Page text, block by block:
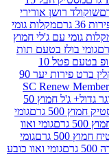
אורירי
מקלות גומי
ג'לי חמוץ
בטעם תות
קראנצ'י רואופ בטעם פטל 10
מנטוס קלין ברט פירות יער 90
SC
גומי המבורגר גדול+ ג'ל חמוץ 50
גומי
גומי ואוו
גומי
ואוו כובע